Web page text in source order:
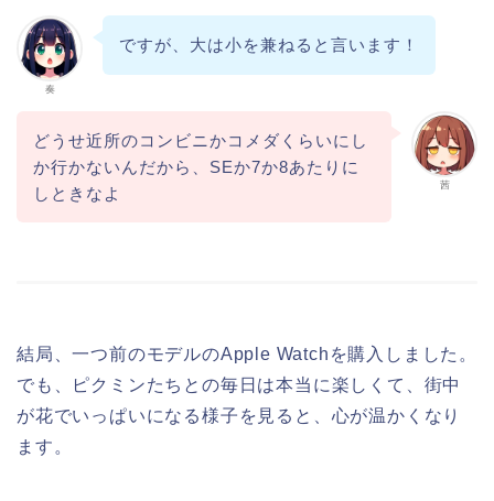
奏
ですが、大は小を兼ねると言います！
茜
どうせ近所のコンビニかコメダくらいにし
か行かないんだから、SEか7か8あたりに
しときなよ
結局、一つ前のモデルのApple Watchを購入しました。
でも、ピクミンたちとの毎日は本当に楽しくて、街中
が花でいっぱいになる様子を見ると、心が温かくなり
ます。